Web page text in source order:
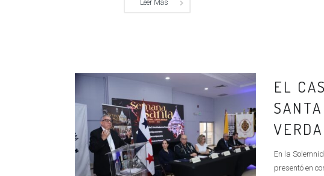
Leer Más
EL
En la
presentó en